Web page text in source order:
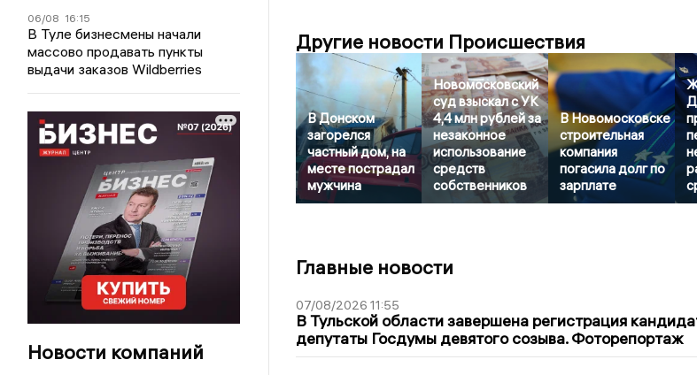
06/08 16:15
В Туле бизнесмены начали
массово продавать пункты
выдачи заказов Wildberries
Новости компаний
Другие новости Происшествия
В Донском
загорелся
частный дом, на
месте пострадал
мужчина
Новомосковский
суд взыскал с УК
4,4 млн рублей за
незаконное
использование
средств
собственников
В Новомосковске
строительная
компания
погасила долг по
зарплате
Главные новости
07/08/2026 11:55
В Тульской области завершена регистрация
депутаты Госдумы девятого созыва. Фоторепортаж